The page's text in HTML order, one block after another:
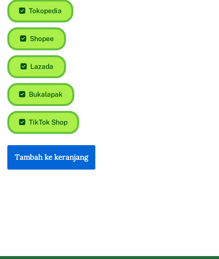
Tokopedia
Shopee
Lazada
Bukalapak
TikTok Shop
Tambah ke keranjang